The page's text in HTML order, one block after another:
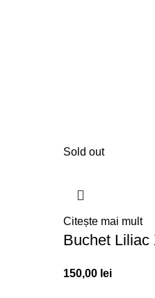
Sold out
Citește mai mult
Buchet Liliac
150,00 lei